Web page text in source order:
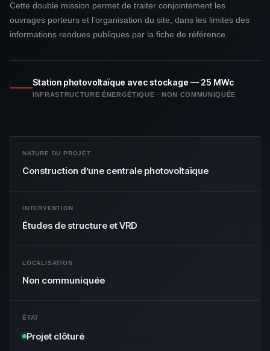
Cette double mission permet de traiter conjointement les
ouvrages porteurs et l’organisation du site, dans les limites des
informations rendues publiques par la fiche de référence.
Station photovoltaïque avec stockage — 25 MWc
INFRASTRUCTURE ÉNERGÉTIQUE · NON COMMUNIQUÉE
NATURE DU PROJET
Construction d’une centrale photovoltaïque
INTERVENTION
Études de structure et VRD
LOCALISATION
Non communiquée
ÉTAT
Projet clôturé